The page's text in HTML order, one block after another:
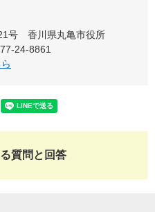
号 香川県丸亀市役所
24-8861
質問と回答